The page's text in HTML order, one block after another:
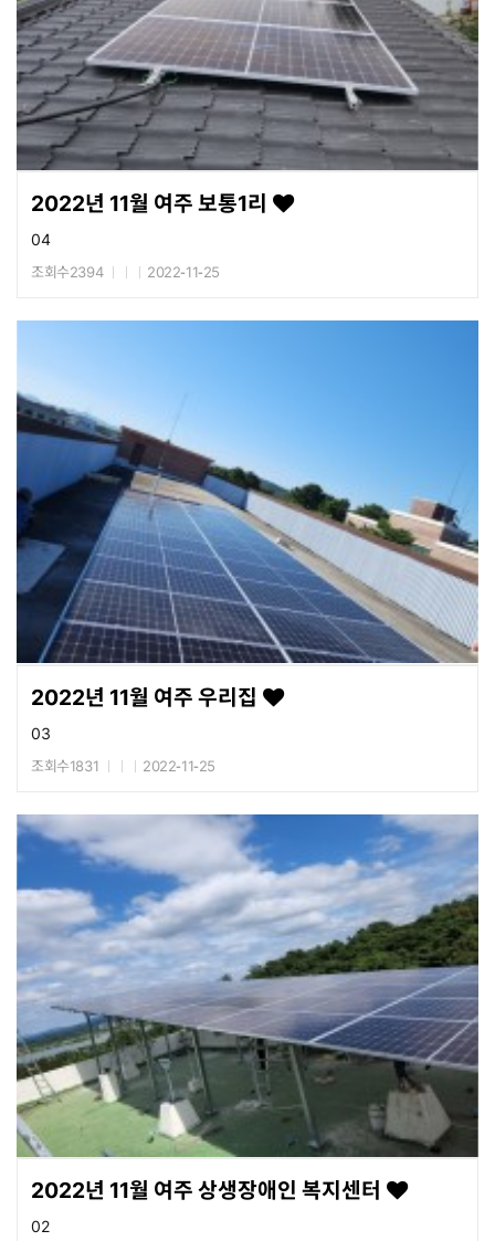
2022년 11월 여주 보통1리
04
조회수2394 2022-11-25
2022년 11월 여주 우리집
03
조회수1831 2022-11-25
2022년 11월 여주 상생장애인 복지센터
02